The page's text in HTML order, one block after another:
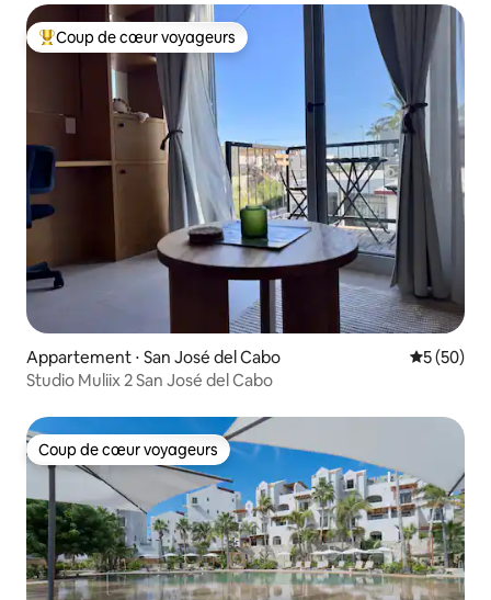
Coups de cœur voyageurs les plus appréciés
Coup de cœur voyageurs
Appartement ⋅ San José del Cabo
5 (50)
Studio Muliix 2 San José del Cabo
Coup de cœur voyageurs
Coup de cœur voyageurs